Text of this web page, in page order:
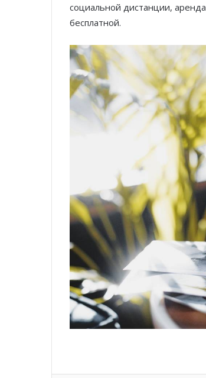
социальной дистанции,
бесплатной.